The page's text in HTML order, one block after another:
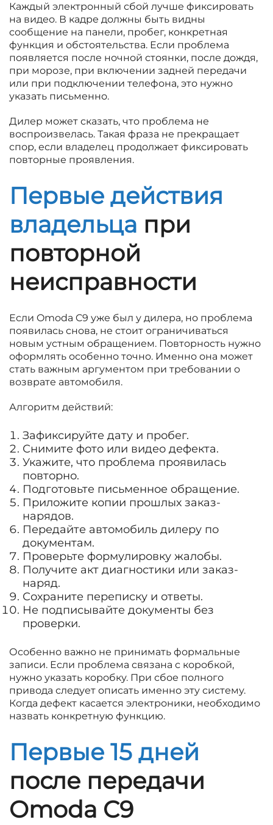
Каждый электронный сбой лучше фиксировать
на видео. В кадре должны быть видны
сообщение на панели, пробег, конкретная
функция и обстоятельства. Если проблема
появляется после ночной стоянки, после дождя,
при морозе, при включении задней передачи
или при подключении телефона, это нужно
указать письменно.
Дилер может сказать, что проблема не
воспроизвелась. Такая фраза не прекращает
спор, если владелец продолжает фиксировать
повторные проявления.
Первые действия
владельца при
повторной
неисправности
Если Omoda C9 уже был у дилера, но проблема
появилась снова, не стоит ограничиваться
новым устным обращением. Повторность нужно
оформлять особенно точно. Именно она может
стать важным аргументом при требовании о
возврате автомобиля.
Алгоритм действий:
Зафиксируйте дату и пробег.
Снимите фото или видео дефекта.
Укажите, что проблема проявилась
повторно.
Подготовьте письменное обращение.
Приложите копии прошлых заказ-
нарядов.
Передайте автомобиль дилеру по
документам.
Проверьте формулировку жалобы.
Получите акт диагностики или заказ-
наряд.
Сохраните переписку и ответы.
Не подписывайте документы без
проверки.
Особенно важно не принимать формальные
записи. Если проблема связана с коробкой,
нужно указать коробку. При сбое полного
привода следует описать именно эту систему.
Когда дефект касается электроники, необходимо
назвать конкретную функцию.
Первые 15 дней
после передачи
Omoda C9